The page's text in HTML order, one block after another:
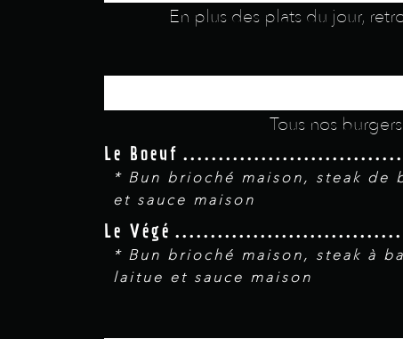
En plus des plats du jour,
Tous nos
Le Boeuf
* Bun brioché maison, steak
et sauce maison
Le Végé
* Bun brioché maison, steak à
laitue et sauce maison